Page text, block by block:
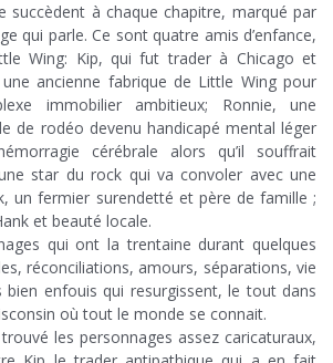
succèdent à chaque chapitre, marqué par
qui parle. Ce sont quatre amis d’enfance,
Wing: Kip, qui fut trader à Chicago et
ancienne fabrique de Little Wing pour
immobilier ambitieux; Ronnie, une
de rodéo devenu handicapé mental léger
cérébrale alors qu’il souffrait
star du rock qui va convoler avec une
un fermier surendetté et père de famille ;
et beauté locale.
qui ont la trentaine durant quelques
réconciliations, amours, séparations, vie
bien enfouis qui resurgissent, le tout dans
où tout le monde se connait.
trouvé les personnages assez caricaturaux,